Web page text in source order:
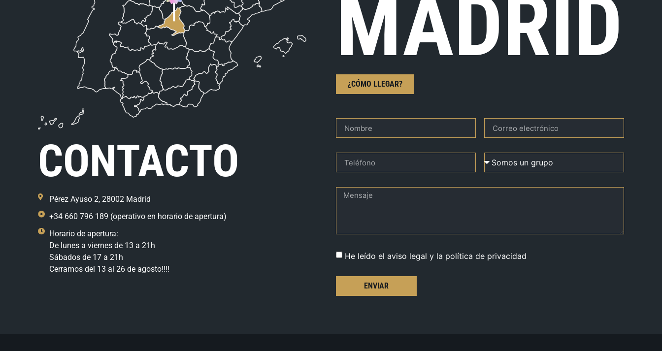
CONTACTO
Pérez Ayuso 2, 28002 Madrid
+34 660 796 189 (operativo en horario de apertura)
Horario de apertura:
De lunes a viernes de 13 a 21h
Sábados de 17 a 21h
Cerramos del 13 al 26 de agosto!!!!
MADRID
¿CÓMO LLEGAR?
He leído el aviso legal y la política de privacidad
ENVIAR